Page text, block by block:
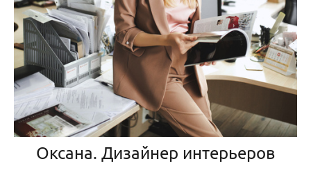
Оксана. Дизайнер интерьеров